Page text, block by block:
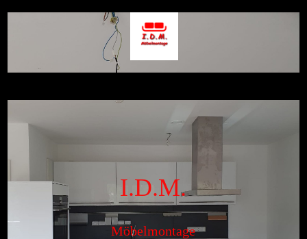
I.D.M.
Möbelmontage